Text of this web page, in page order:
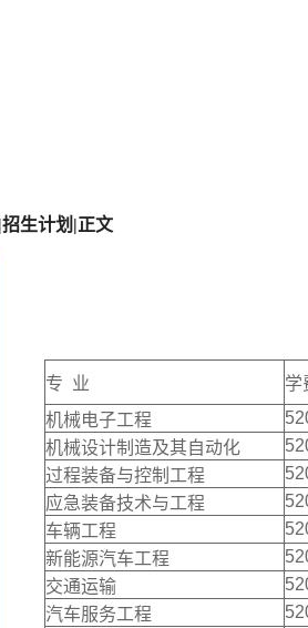
|招生计划 |正文
专 业
学
机械电子工程
机械设计制造及其自动化
过程装备与控制工程
应急装备技术与工程
车辆工程
新能源汽车工程
交通运输
汽车服务工程